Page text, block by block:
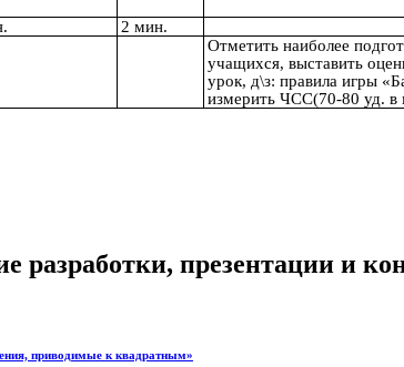
2 мин.
Отметить наиболее
учащихся, выставить
урок, д\з: правила игры
измерить ЧСС(70-80 уд. в
разработки, презентации и
приводимые к квадратным»